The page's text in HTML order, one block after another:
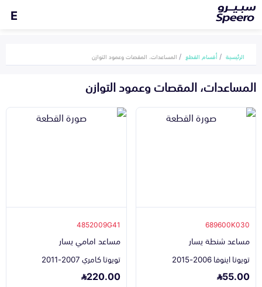
E
الرئيسية أقسام القطع المساعدات، المقصات وعمود التوازن
المساعدات، المقصات وعمود التوازن
689600K030
مساعد شنطة يسار
تويوتا اينوفا 2006-2015
55.00
4852009G41
مساعد امامي يسار
تويوتا كامري 2007-2011
220.00